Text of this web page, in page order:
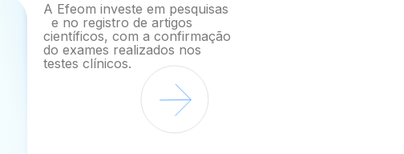
A Efeom investe em pesquisas
e no registro de artigos
científicos, com a confirmação
do exames realizados nos
testes clínicos.